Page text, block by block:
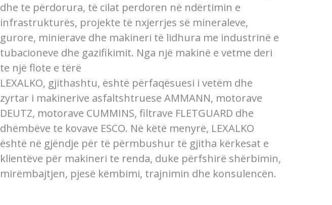
dhe te përdorura, të cilat perdoren në ndërtimin e
infrastrukturës, projekte të nxjerrjes së mineraleve,
gurore, minierave dhe makineri të lidhura me industrinë e
tubacioneve dhe gazifikimit. Nga një makinë e vetme deri
te një flote e tërë
LEXALKO, gjithashtu, është përfaqësuesi i vetëm dhe
zyrtar i makinerive asfaltshtruese AMMANN, motorave
DEUTZ, motorave CUMMINS, filtrave FLETGUARD dhe
dhëmbëve te kovave ESCO. Në këtë menyrë, LEXALKO
është në gjëndje për të përmbushur të gjitha kërkesat e
klientëve për makineri te renda, duke përfshirë shërbimin,
mirëmbajtjen, pjesë këmbimi, trajnimin dhe konsulencën.